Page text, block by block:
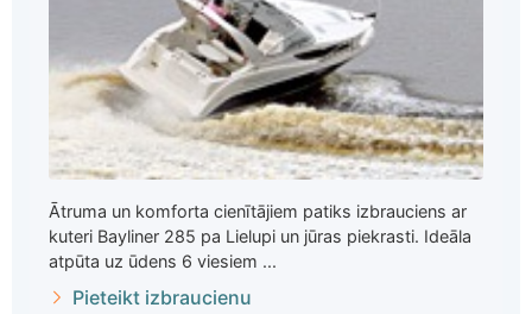
Ātruma un komforta cienītājiem patiks izbrauciens ar
kuteri Bayliner 285 pa Lielupi un jūras piekrasti. Ideāla
atpūta uz ūdens 6 viesiem ...
Pieteikt izbraucienu